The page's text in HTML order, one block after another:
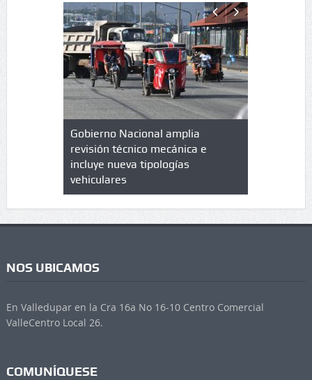
de
en
Gobierno Nacional amplia
revisión técnico mecánica e
incluye nueva tipologías
vehiculares
cuáles
NOS UBICAMOS
En Valledupar en la Cra 16a No 16-10 Centro Comercial
ValleCentro Local 26.
COMUNÍQUESE